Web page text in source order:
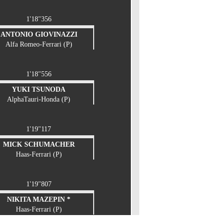
1'18"356
ANTONIO GIOVINAZZI
Alfa Romeo-Ferrari (P)
1'18"556
YUKI TSUNODA
AlphaTauri-Honda (P)
1'19"117
MICK SCHUMACHER
Haas-Ferrari (P)
1'19"807
NIKITA MAZEPIN *
Haas-Ferrari (P)